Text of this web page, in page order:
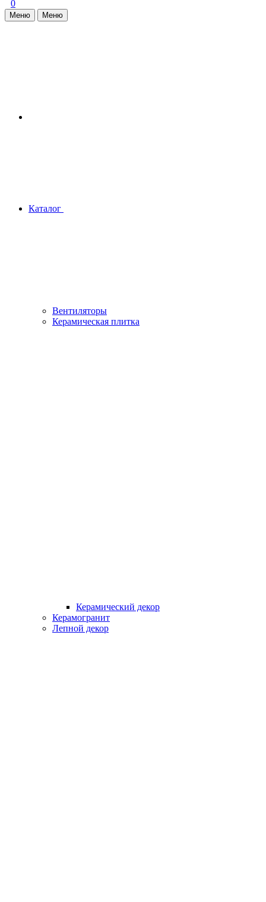
0
Меню Меню
Каталог
Вентиляторы
Керамическая плитка
Керамический декор
Керамогранит
Лепной декор